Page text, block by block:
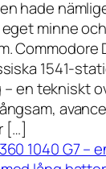
hade
minne
Commodore
1541-
en tekniskt
[…]
1040 G7 –